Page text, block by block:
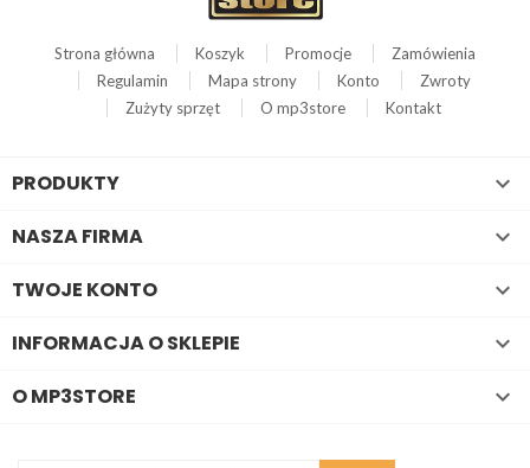
Strona główna Koszyk Promocje
Zamówienia
Regulamin
Mapa strony Konto
Zwroty
Zużyty sprzęt
O mp3store Kontakt
PRODUKTY 
NASZA FIRMA 
TWOJE KONTO 
INFORMACJA O SKLEPIE 
O MP3STORE 